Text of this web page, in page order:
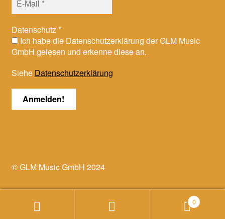
Datenschutz*
Ich habe die Datenschutzerklärung der GLM Music
GmbH gelesen und erkenne diese an.
Siehe Datenschutzerklärung
© GLM Music GmbH 2024
0